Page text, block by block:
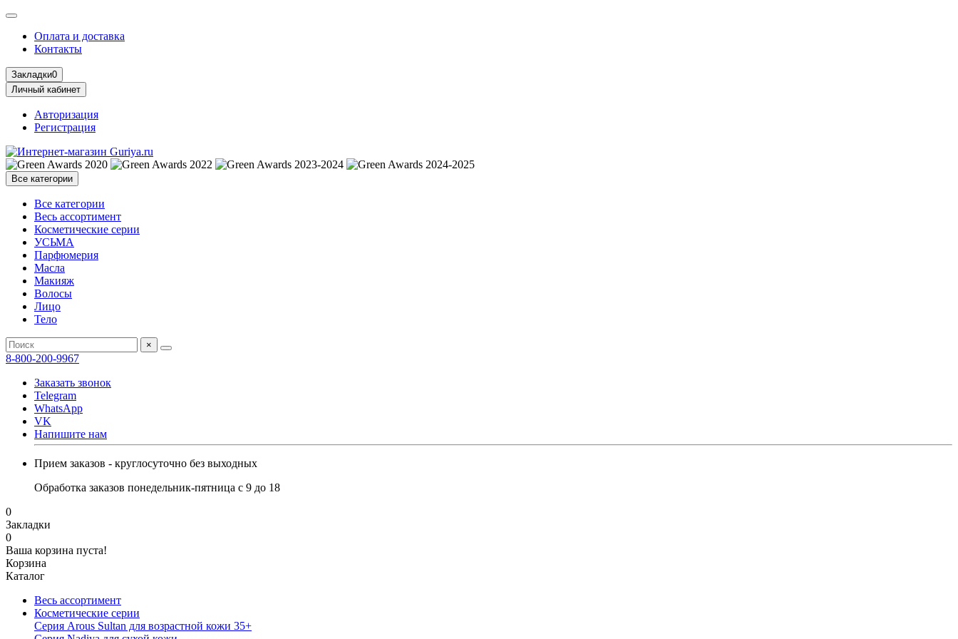
Оплата и доставка
Контакты
Закладки0
Личный кабинет
Авторизация
Регистрация
Все категории
Все категории
Весь ассортимент
Косметические серии
УСЬМА
Парфюмерия
Масла
Макияж
Волосы
Лицо
Тело
×
8-800-200-9967
Заказать звонок
Telegram
WhatsApp
VK
Напишите нам
Прием заказов - круглосуточно без выходных
Обработка заказов понедельник-пятница с 9 до 18
0
Закладки
0
Ваша корзина пуста!
Корзина
Каталог
Весь ассортимент
Косметические серии
Серия Arous Sultan для возрастной кожи 35+